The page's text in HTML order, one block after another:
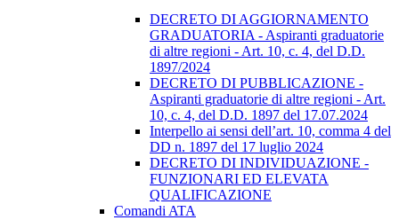
DECRETO DI AGGIORNAMENTO
GRADUATORIA - Aspiranti graduatorie
di altre regioni - Art. 10, c. 4, del D.D.
1897/2024
DECRETO DI PUBBLICAZIONE -
Aspiranti graduatorie di altre regioni - Art.
10, c. 4, del D.D. 1897 del 17.07.2024
Interpello ai sensi dell’art. 10, comma 4 del
DD n. 1897 del 17 luglio 2024
DECRETO DI INDIVIDUAZIONE -
FUNZIONARI ED ELEVATA
QUALIFICAZIONE
Comandi ATA